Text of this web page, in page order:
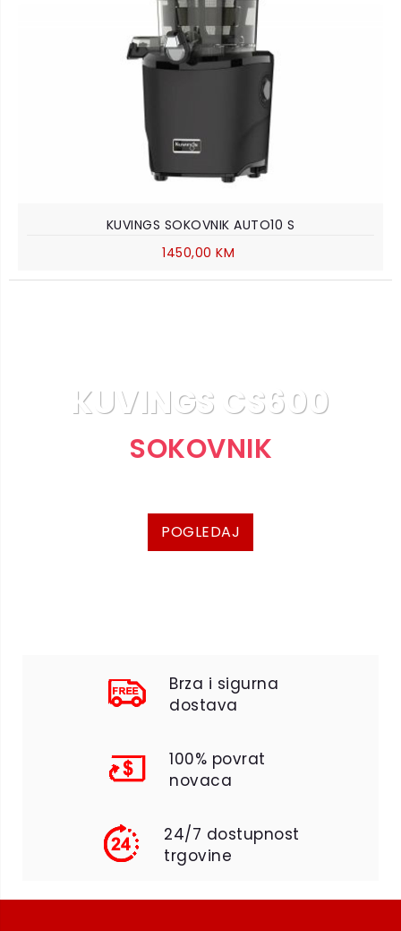
KUVINGS SOKOVNIK AUTO10 S
1450,00 KM
KUVINGS CS600
SOKOVNIK
POGLEDAJ
Brza i sigurna
dostava
100% povrat
novaca
24/7 dostupnost
trgovine